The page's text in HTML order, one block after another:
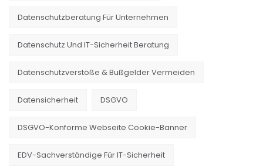
Datenschutzberatung Für Unternehmen
Datenschutz Und IT-Sicherheit Beratung
Datenschutzverstöße & Bußgelder Vermeiden
Datensicherheit DSGVO
DSGVO-Konforme Webseite Cookie-Banner
EDV-Sachverständige Für IT-Sicherheit